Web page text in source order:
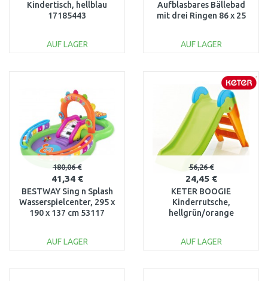
Kindertisch, hellblau
17185443
AUF LAGER
Vergleichen
Aufblasbares Bällebad
mit drei Ringen 86 x 25
AUF LAGER
WARENKORB
Vergleichen
180,06 €
41,34 €
BESTWAY Sing n Splash
Wasserspielcenter, 295 x
190 x 137 cm 53117
AUF LAGER
56,26 €
24,45 €
KETER BOOGIE
Kinderrutsche,
hellgrün/orange
AUF LAGER